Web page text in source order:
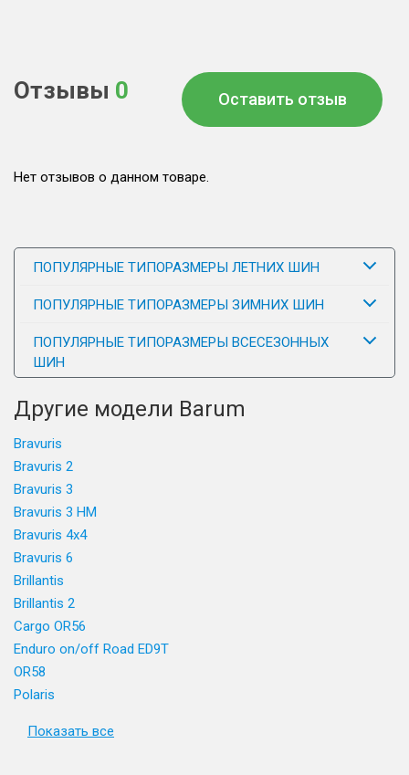
Отзывы 0 Оставить отзыв
Нет отзывов о данном товаре.
ПОПУЛЯРНЫЕ ТИПОРАЗМЕРЫ ЛЕТНИХ ШИН
ПОПУЛЯРНЫЕ ТИПОРАЗМЕРЫ ЗИМНИХ ШИН
ПОПУЛЯРНЫЕ ТИПОРАЗМЕРЫ ВСЕСЕЗОННЫХ
ШИН
Другие модели Barum
Bravuris
Bravuris 2
Bravuris 3
Bravuris 3 HM
Bravuris 4x4
Bravuris 6
Brillantis
Brillantis 2
Cargo OR56
Enduro on/off Road ED9T
OR58
Polaris
Показать все